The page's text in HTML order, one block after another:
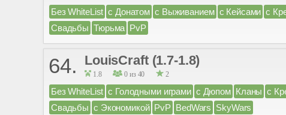
Без WhiteList с Донатом с Выживанием с Кейсами с
Свадьбы Тюрьма PvP
64. LouisCraft (1.7-1.8)
1.8 0 из 40 2
Без WhiteList с Голодными играми с Дюпом Кланы с
Свадьбы с Экономикой PvP BedWars SkyWars